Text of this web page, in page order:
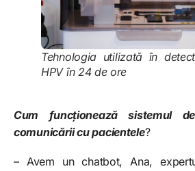
Tehnologia utilizată în
HPV în 24 de ore
Cum funcționează sistemul
comunicării cu pacientele?
– Avem un chatbot, Ana,